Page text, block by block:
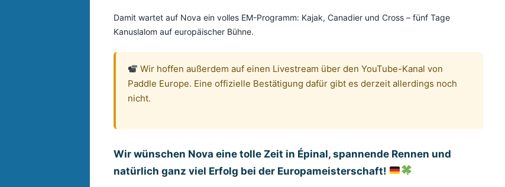
Damit wartet auf Nova ein volles EM-Programm: Kajak, Canadier und Cross – fünf Tage
Kanuslalom auf europäischer Bühne.
Wir hoffen außerdem auf einen Livestream über den YouTube-Kanal von
Paddle Europe. Eine offizielle Bestätigung dafür gibt es derzeit allerdings noch
nicht.
Wir wünschen Nova eine tolle Zeit in Épinal, spannende Rennen und
natürlich ganz viel Erfolg bei der Europameisterschaft!